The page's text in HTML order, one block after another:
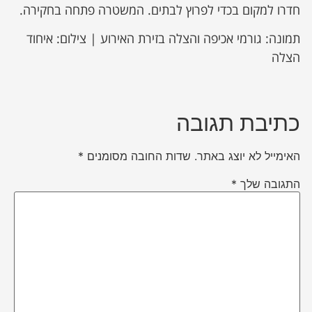
חדרו למקום בכדי לפרוץ לבתים. המשטרה פתחה בחקירה.
תמונה: גורמי אכיפה והצלה בזירת האירוע | צילום: איחוד
הצלה
כתיבת תגובה
האימייל לא יוצג באתר. שדות החובה מסומנים *
התגובה שלך *